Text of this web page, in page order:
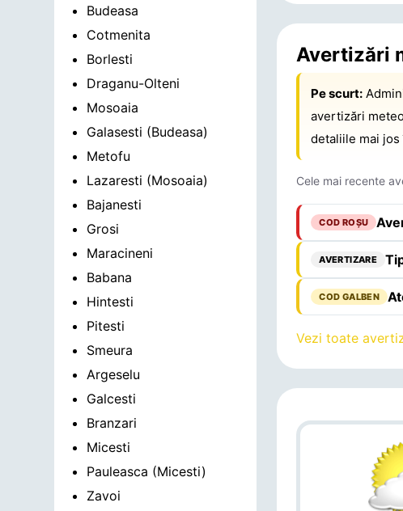
Budeasa
Cotmenita
Borlesti
Draganu-Olteni
Mosoaia
Galasesti (Budeasa)
Metofu
Lazaresti (Mosoaia)
Bajanesti
Grosi
Maracineni
Babana
Hintesti
Pitesti
Smeura
Argeselu
Galcesti
Branzari
Micesti
Pauleasca (Micesti)
Zavoi
Avertizări
Pe scurt:
avertizări
detaliile mai
Cele mai recente
COD ROȘU
AVERTIZARE
COD GALBEN
Vezi toate